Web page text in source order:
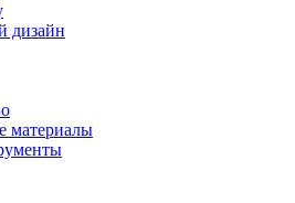
дизайн
материалы